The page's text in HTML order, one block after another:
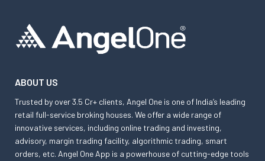
ABOUT US
Trusted by over 3.5 Cr+ clients, Angel One is one of India’s leading
retail full-service broking houses. We offer a wide range of
innovative services, including online trading and investing,
advisory, margin trading facility, algorithmic trading, smart
orders, etc. Angel One App is a powerhouse of cutting-edge tools